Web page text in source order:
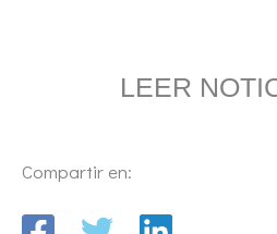
LEER
Compartir en: